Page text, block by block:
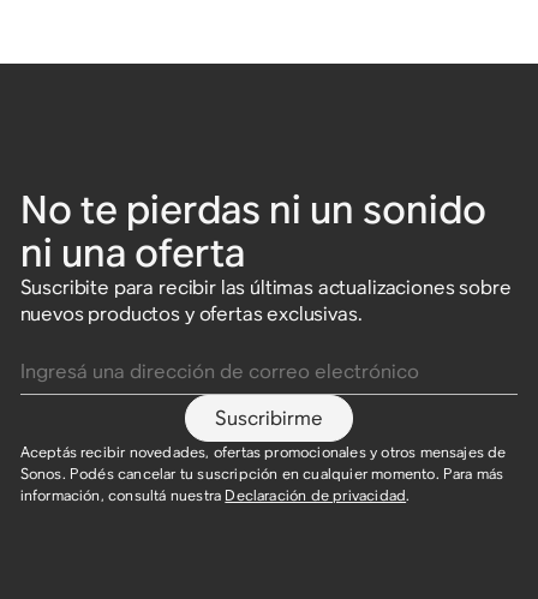
No te pierdas ni un sonido
ni una oferta
Suscribite para recibir las últimas actualizaciones sobre
nuevos productos y ofertas exclusivas.
Suscribirme
Aceptás recibir novedades, ofertas promocionales y otros mensajes de
Sonos. Podés cancelar tu suscripción en cualquier momento. Para más
información, consultá nuestra Declaración de privacidad.